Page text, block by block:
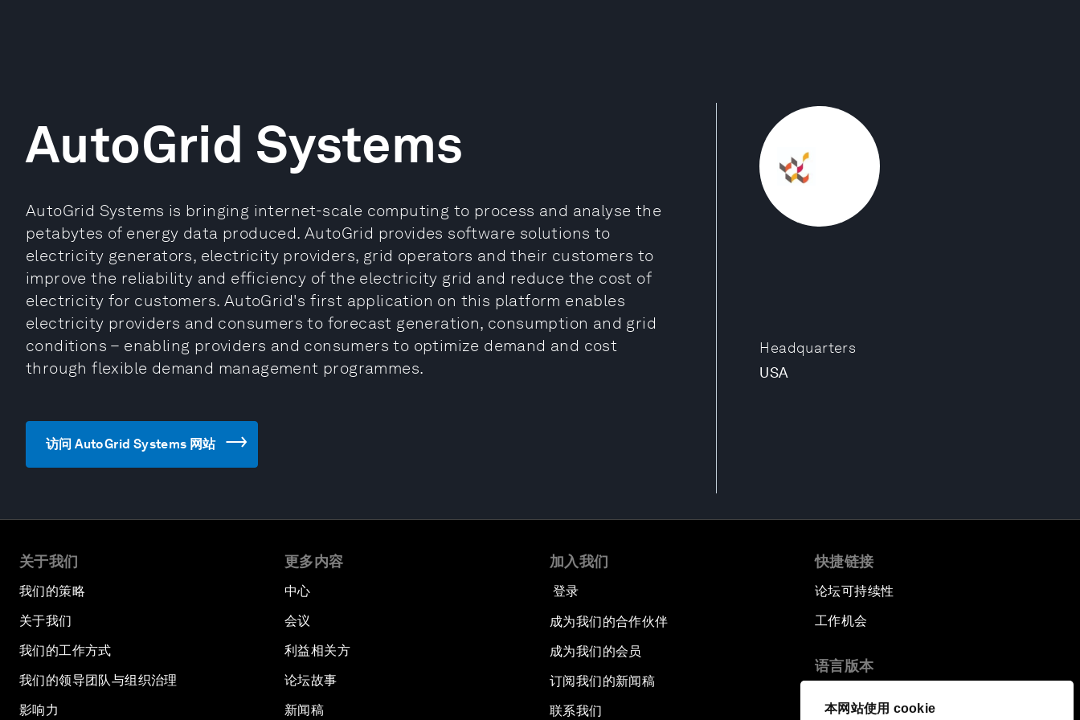
本网站使用 cookie
Headquarters
USA
AutoGrid Systems
AutoGrid Systems is bringing internet-scale computing to process and analyse the
petabytes of energy data produced. AutoGrid provides software solutions to
electricity generators, electricity providers, grid operators and their customers to
improve the reliability and efficiency of the electricity grid and reduce the cost of
electricity for customers. AutoGrid's first application on this platform enables
electricity providers and consumers to forecast generation, consumption and grid
conditions – enabling providers and consumers to optimize demand and cost
through flexible demand management programmes.
访问 AutoGrid Systems 网站
关于我们
我们的策略
关于我们
我们的工作方式
我们的领导团队与组织治理
影响力
更多内容
中心
会议
利益相关方
论坛故事
新闻稿
加入我们
登录
成为我们的合作伙伴
成为我们的会员
订阅我们的新闻稿
联系我们
快捷链接
论坛可持续性
工作机会
语言版本